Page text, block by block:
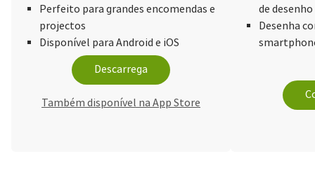
Perfeito para grandes encomendas e
projectos
Disponível para Android e iOS
Descarrega
Também disponível na App Store
de desenho
Desenha